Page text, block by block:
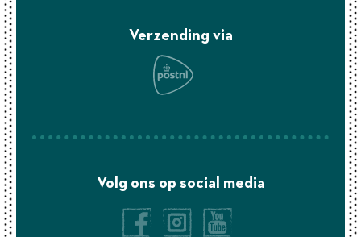
Verzending via
Volg ons op social media